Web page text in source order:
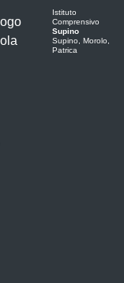
Istituto
Comprensivo
Supino
Supino, Morolo,
Patrica